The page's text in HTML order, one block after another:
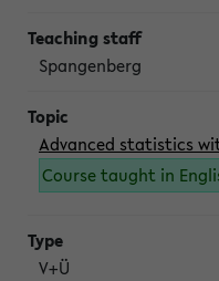
Spangenberg
Advanced statistics
Course taught in
V+Ü